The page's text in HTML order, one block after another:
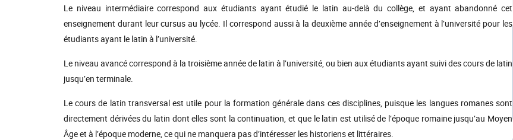
Le niveau intermédiaire correspond aux étudiants ayant étudié le latin au-delà du collège, et ayant abandonné cet
enseignement durant leur cursus au lycée. Il correspond aussi à la deuxième année d’enseignement à l’université pour les
étudiants ayant le latin à l’université.
Le niveau avancé correspond à la troisième année de latin à l’université, ou bien aux étudiants ayant suivi des cours de latin
jusqu’en terminale.
Le cours de latin transversal est utile pour la formation générale dans ces disciplines, puisque les langues romanes sont
directement dérivées du latin dont elles sont la continuation, et que le latin est utilisé de l’époque romaine jusqu’au Moyen
Âge et à l’époque moderne, ce qui ne manquera pas d’intéresser les historiens et littéraires.